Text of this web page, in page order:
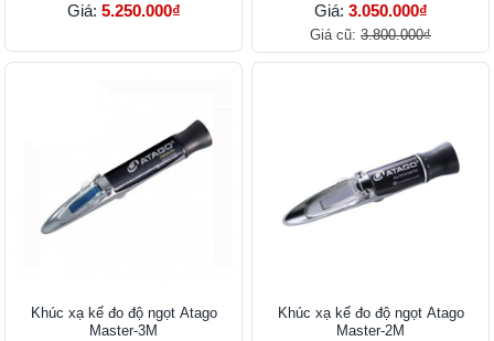
Giá: 5.250.000₫ Giá: 3.050.000₫
Giá cũ: 3.800.000₫
Khúc xạ kế đo độ ngọt Atago
Master-3M
Khúc xạ kế đo độ ngọt Atago
Master-2M